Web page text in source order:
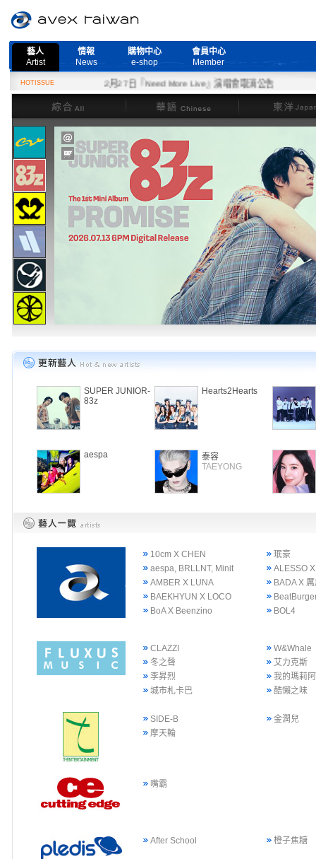
藝人
Artist
情報
News
購物中心
e-shop
會員中心
Member
HOTISSUE
2月27日『Need More Live』演唱會取消公告
綜合
華語 東洋
SUPER JUNIOR-
83z
Hearts2Hearts
aespa
泰容
TAEYONG
10cm X CHEN
珉豪
aespa, BRLLNT, Minit
ALESSO
AMBER X LUNA
BADA X
BAEKHYUN X LOCO
BoA X Beenzino
BOL4
CLAZZI
W&Whale
冬之聲
艾力克斯
李昇烈
我的瑪莉
城市札卡巴
酷懶之味
SIDE-B
金潤兒
摩天輪
嘴霸
After School 橙子焦糖